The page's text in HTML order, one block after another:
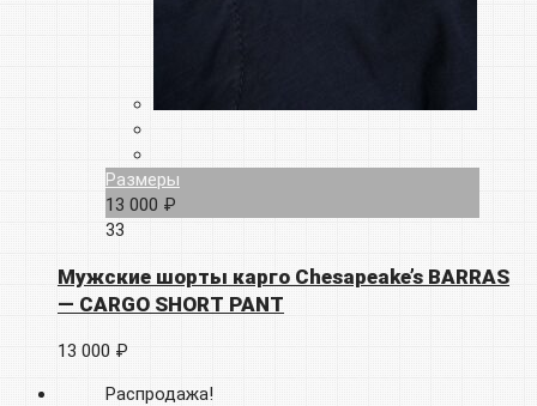
Размеры
13 000 ₽
33
Мужские шорты карго Chesapeake’s BARRAS
— CARGO SHORT PANT
13 000 ₽
Распродажа!